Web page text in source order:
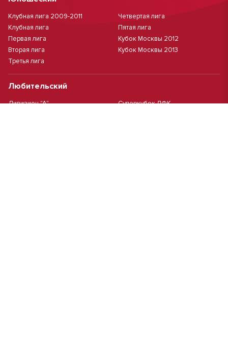
Клубная лига 2009-2011
Клубная лига
Первая лига
Вторая лига
Третья лига
Четвертая лига
Пятая лига
Кубок Москвы 2012
Кубок Москвы 2013
Любительский
Дивизион "А"
Суперкубок ЛФК